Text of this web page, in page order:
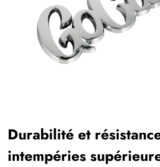
Durabilité et
intempéries